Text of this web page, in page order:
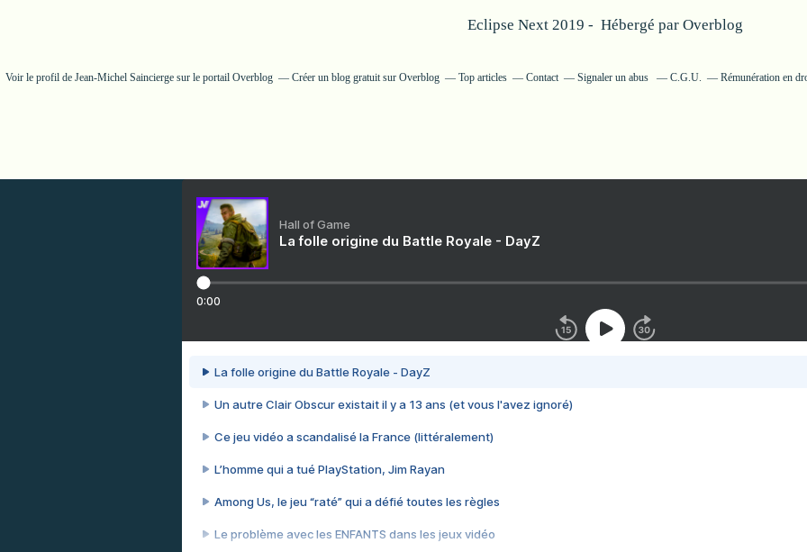
Eclipse Next 2019 - Hébergé par Overblog
Voir le profil de Jean-Michel Sainciergesur le portail Overblog Créer un blog gratuit sur Overblog Top articles Contact Signaler un abus C.G.U. Rémunération en
Hall of Game
La folle origine du Battle Royale - DayZ
0:00
La folle origine du Battle Royale - DayZ
Un autre Clair Obscur existait il y a 13 ans (et vous l'avez ignoré)
Ce jeu vidéo a scandalisé la France (littéralement)
L’homme qui a tué PlayStation, Jim Rayan
Among Us, le jeu “raté” qui a défié toutes les règles
Le problème avec les ENFANTS dans les jeux vidéo